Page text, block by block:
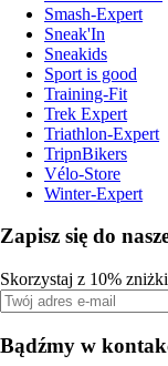
Smash-Expert
Sneak'In
Sneakids
Sport is good
Training-Fit
Trek Expert
Triathlon-Expert
TripnBikers
Vélo-Store
Winter-Expert
Zapisz się do
Skorzystaj z 10%
Bądźmy w